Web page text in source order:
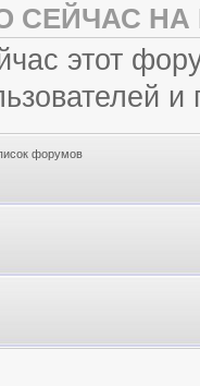
СЕЙЧАС
этот
и
форумов